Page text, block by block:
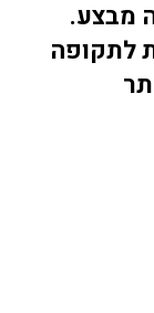
מבצע.
לתקופה